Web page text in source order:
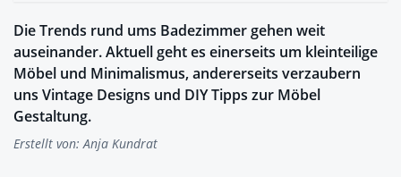
Die Trends rund ums Badezimmer gehen weit
auseinander. Aktuell geht es einerseits um kleinteilige
Möbel und Minimalismus, andererseits verzaubern
uns Vintage Designs und DIY Tipps zur Möbel
Gestaltung.
Erstellt von: Anja Kundrat